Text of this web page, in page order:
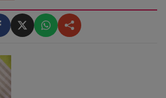
și sănătatea emoțională. Colaborări: Viața ...